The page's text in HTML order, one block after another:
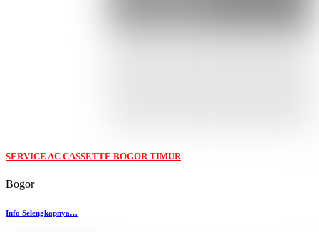
SERVICE AC CASSETTE BOGOR TIMUR
Bogor
Info Selengkapnya…